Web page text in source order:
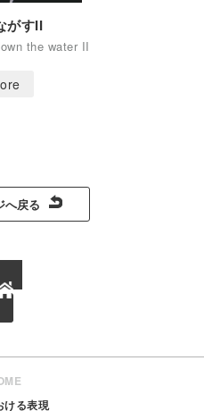
がすII
the water II
へ戻る
ける表現